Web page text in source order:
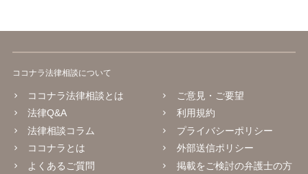
ココナラ法律相談について
ココナラ法律相談とは
法律Q&A
法律相談コラム
ココナラとは
よくあるご質問
ご意見・ご要望
利用規約
プライバシーポリシー
外部送信ポリシー
掲載をご検討の弁護士の方